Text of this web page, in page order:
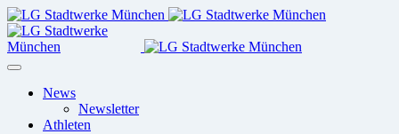
News
Newsletter
Athleten